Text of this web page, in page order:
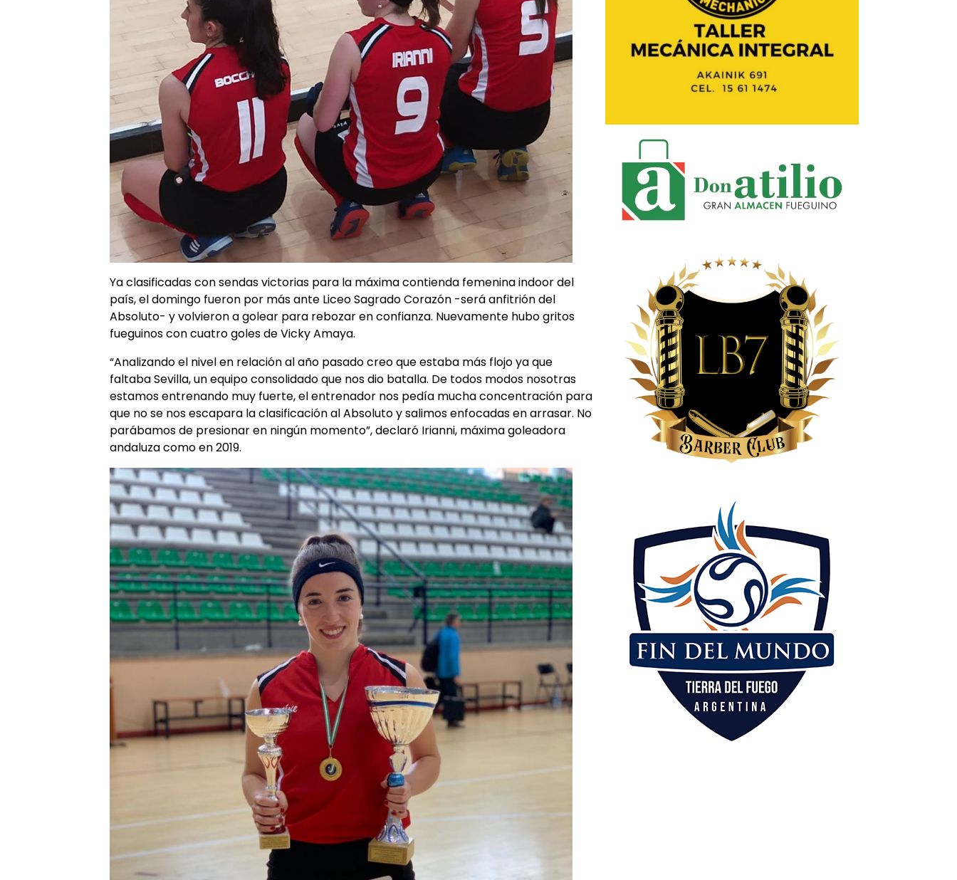
Ya clasificadas con sendas victorias para la máxima contienda femenina indoor del
país, el domingo fueron por más ante Liceo Sagrado Corazón -será anfitrión del
Absoluto- y volvieron a golear para rebozar en confianza. Nuevamente hubo gritos
fueguinos con cuatro goles de Vicky Amaya.
“Analizando el nivel en relación al año pasado creo que estaba más flojo ya que
faltaba Sevilla, un equipo consolidado que nos dio batalla. De todos modos nosotras
estamos entrenando muy fuerte, el entrenador nos pedía mucha concentración para
que no se nos escapara la clasificación al Absoluto y salimos enfocadas en arrasar. No
parábamos de presionar en ningún momento”, declaró Irianni, máxima goleadora
andaluza como en 2019.